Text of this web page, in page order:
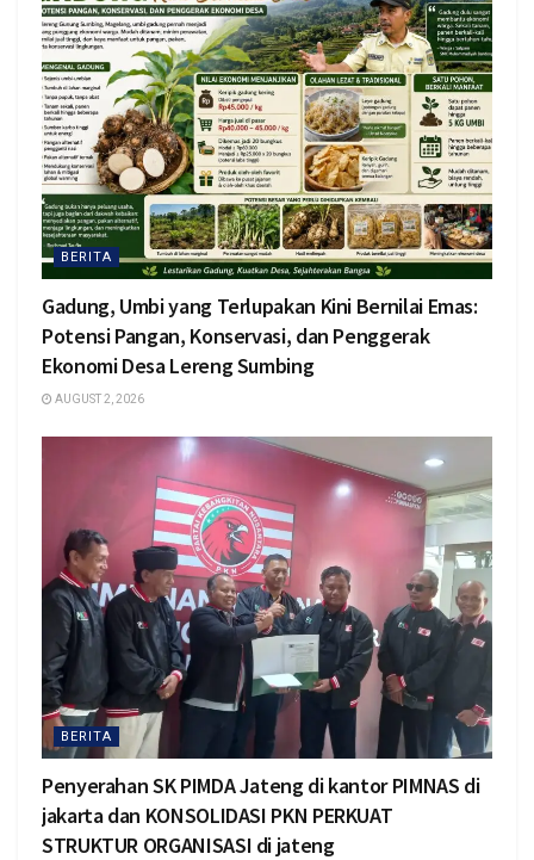
BERITA
Gadung, Umbi yang Terlupakan Kini Bernilai Emas:
Potensi Pangan, Konservasi, dan Penggerak
Ekonomi Desa Lereng Sumbing
AUGUST 2, 2026
BERITA
Penyerahan SK PIMDA Jateng di kantor PIMNAS di
jakarta dan KONSOLIDASI PKN PERKUAT
STRUKTUR ORGANISASI di jateng